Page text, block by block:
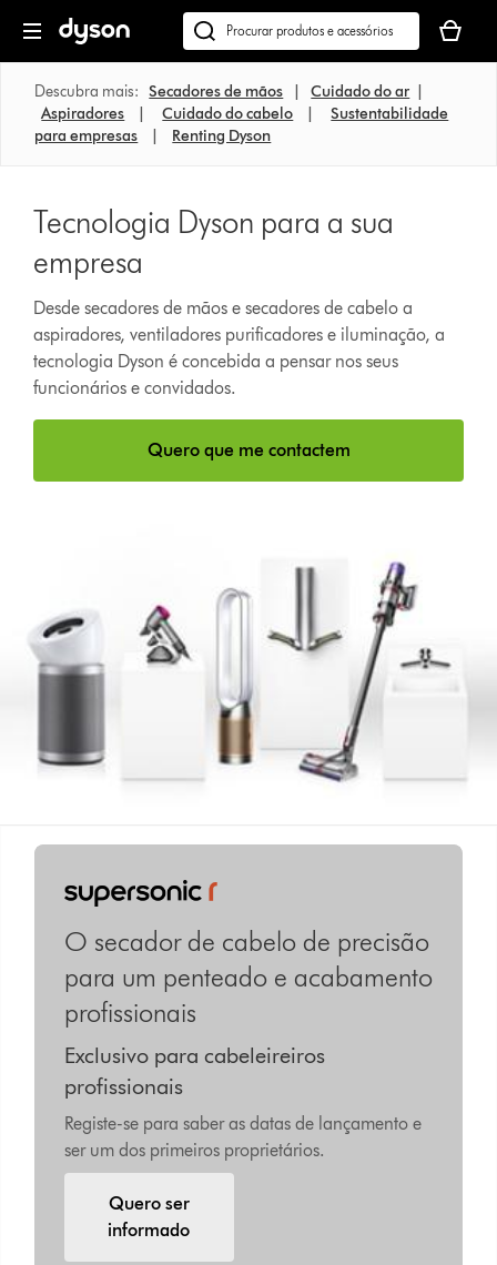
seguinte
Pesquisar
em
dyson.pt
seu
cesto
compras
Descubra mais:Secadores de mãos |Cuidado do ar
Aspiradores |Cuidado do cabelo
Sustentabilidade
para empresas
Renting Dyson
Tecnologia Dyson para a sua
empresa
Desde secadores de mãos e secadores de cabelo a
aspiradores, ventiladores purificadores e iluminação, a
tecnologia Dyson é concebida a pensar nos seus
funcionários e convidados.
Quero que me contactem
O secador de cabelo de precisão
para um penteado e acabamento
profissionais
Exclusivo para cabeleireiros
profissionais
Registe-se para saber as datas de lançamento e
ser um dos primeiros proprietários.
Quero ser
informado